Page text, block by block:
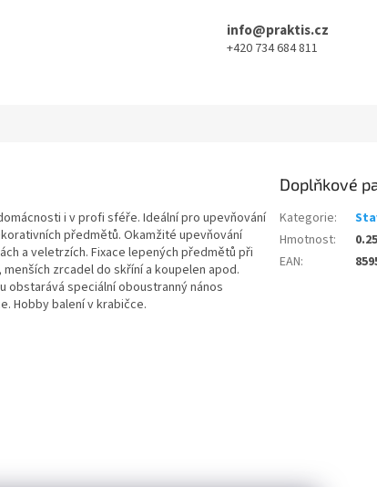
info@praktis.cz
+420 734 684 811
i v profi sféře. Ideální pro upevňování
předmětů. Okamžité upevňování
a veletrzích. Fixace lepených předmětů při
zrcadel do skříní a koupelen apod.
obstarává speciální oboustranný nános
Hobby balení v krabičce.
Doplňkové
Kategorie:
Hmotnost:
EAN: